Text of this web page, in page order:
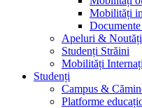
Mobilități
Apeluri & Noutăți
Studenți Străini
Mobilități
Studenți
Campus &
Platforme